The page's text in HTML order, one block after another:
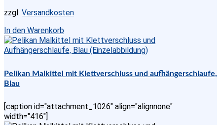
zzgl. Versandkosten
In den Warenkorb
Pelikan Malkittel mit Klettverschluss und aufhängerschlaufe,
Blau
[caption id="attachment_1026" align="alignnone"
width="416"]